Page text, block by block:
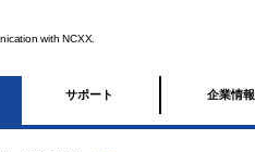
with NCXX.
サポート 企業情報